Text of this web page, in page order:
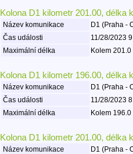
Kolona D1 kilometr 201.00, délka
Název komunikace
D1 (Praha -
Čas události
11/28/2023
Maximální délka
Kolem
Kolona D1 kilometr 196.00, délka
Název komunikace
D1 (Praha -
Čas události
11/28/2023
Maximální délka
Kolem
Kolona D1 kilometr 201.00, délka
Název komunikace
D1 (Praha -